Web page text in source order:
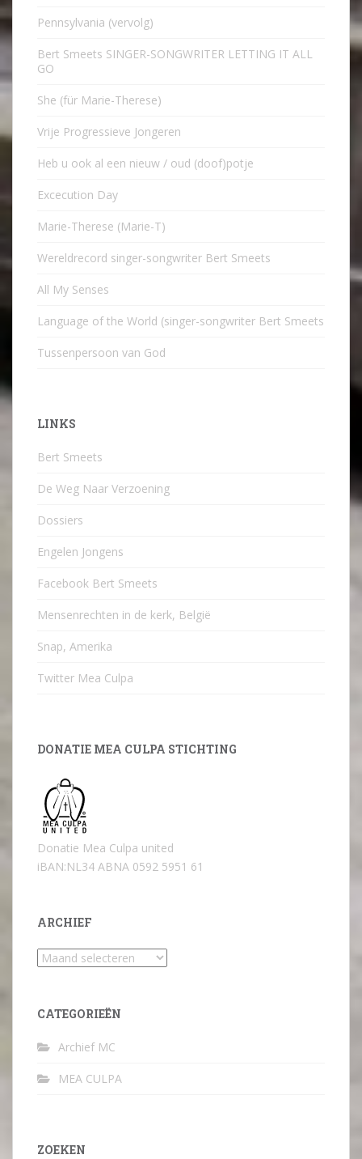
Pennsylvania (vervolg)
Bert Smeets SINGER-SONGWRITER LETTING IT ALL
GO
She (für Marie-Therese)
Vrije Progressieve Jongeren
Heb u ook al een nieuw / oud (doof)potje
Excecution Day
Marie-Therese (Marie-T)
Wereldrecord singer-songwriter Bert Smeets
All My Senses
Language of the World (singer-songwriter Bert Smeets
Tussenpersoon van God
LINKS
Bert Smeets
De Weg Naar Verzoening
Dossiers
Engelen Jongens
Facebook Bert Smeets
Mensenrechten in de kerk, België
Snap, Amerika
Twitter Mea Culpa
DONATIE MEA CULPA STICHTING
Donatie Mea Culpa united
iBAN:NL34 ABNA 0592 5951 61
ARCHIEF
Archief
CATEGORIEËN
Archief MC
MEA CULPA
ZOEKEN